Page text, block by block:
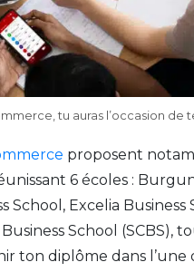
tu auras l’occasion
proposent
6 écoles :
School, Excelia
School (SCBS),
ton diplôme dans